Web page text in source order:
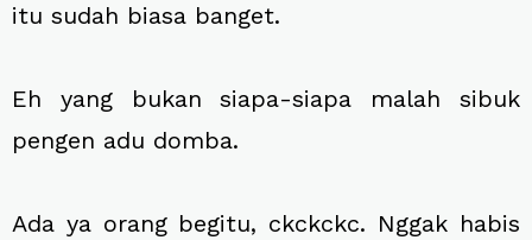
itu sudah biasa banget.
Eh yang bukan siapa-siapa malah sibuk
pengen adu domba.
Ada ya orang begitu, ckckckc. Nggak habis